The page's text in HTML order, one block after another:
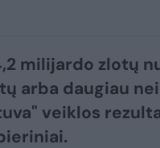
milijardo zlotų
arba daugiau
veiklos